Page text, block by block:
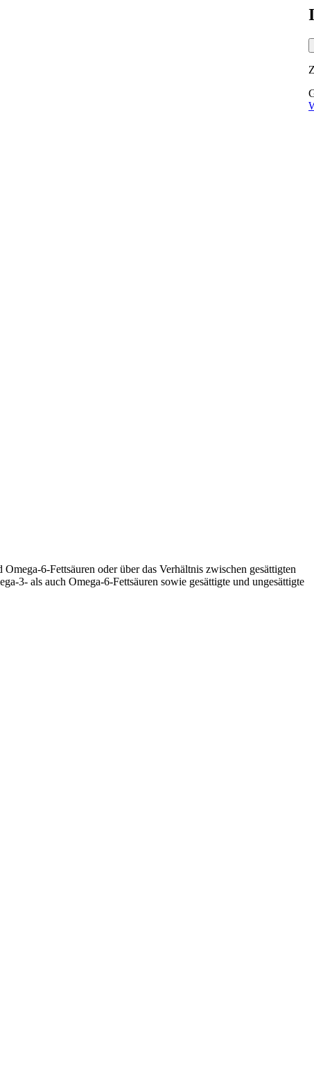
6-Fettsäuren oder über das Verhältnis zwischen gesättigten
3- als auch Omega-6-Fettsäuren sowie gesättigte und ungesättigte